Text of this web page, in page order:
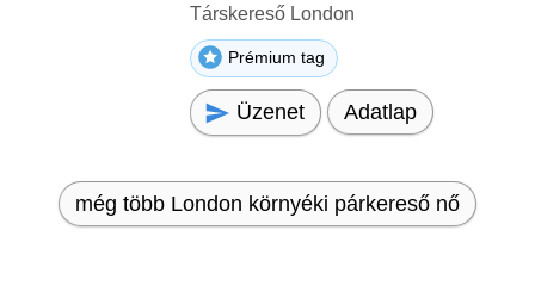
Társkereső London
Prémium tag
Üzenet Adatlap
még több London környéki párkereső nő